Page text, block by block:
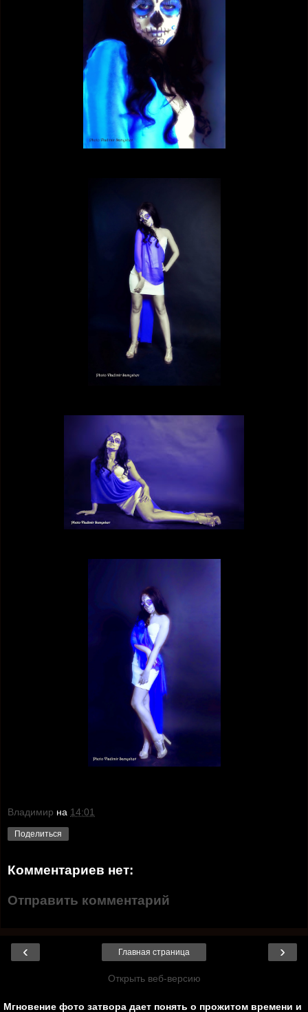
Владимир на 14:01
Поделиться
Комментариев нет:
Отправить комментарий
‹ ›
Главная страница
Открыть веб-версию
Мгновение фото затвора дает понять о прожитом времени и